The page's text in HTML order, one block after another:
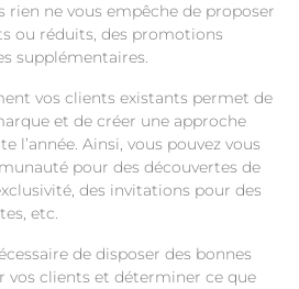
rien ne vous empêche de proposer
ou réduits, des promotions
supplémentaires.
vos clients existants permet de
et de créer une approche
l’année. Ainsi, vous pouvez vous
pour des découvertes de
des invitations pour des
etc.
de disposer des bonnes
vos clients et déterminer ce que